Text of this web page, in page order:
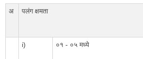
अ पलंग क्षमता
i)
०१ - ०५ मध्ये